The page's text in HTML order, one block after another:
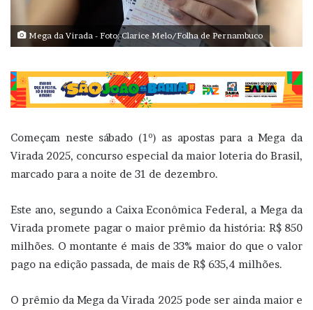
Mega da Virada - Foto: Clarice Melo/Folha de Pernambuco
Começam neste sábado (1º) as apostas para a Mega da
Virada 2025, concurso especial da maior loteria do Brasil,
marcado para a noite de 31 de dezembro.
Este ano, segundo a Caixa Econômica Federal, a Mega da
Virada promete pagar o maior prêmio da história: R$ 850
milhões. O montante é mais de 33% maior do que o valor
pago na edição passada, de mais de R$ 635,4 milhões.
O prêmio da Mega da Virada 2025 pode ser ainda maior e